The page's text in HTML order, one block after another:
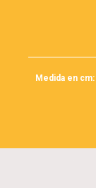
Medida en cm: